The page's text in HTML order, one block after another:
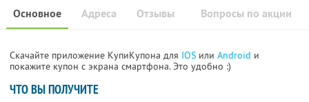
Основное Отзывы Вопросы по акции
Адреса
Скачайте приложение КупиКупона для IOS или Android и
покажите купон с экрана смартфона. Это удобно :)
ЧТО ВЫ ПОЛУЧИТЕ